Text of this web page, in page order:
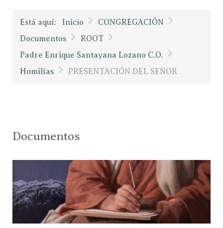
Está aquí: Inicio
CONGREGACIÓN
Documentos
ROOT
Padre Enrique Santayana Lozano C.O.
Homilías
PRESENTACIÓN DEL SEÑOR
Documentos